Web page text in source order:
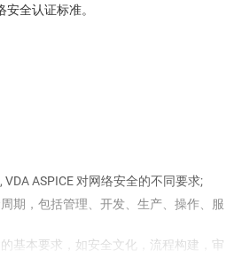
全认证标准。
ASPICE 对网络安全的不同要求;
期，包括管理、开发、生产、操作、服
基本要求，如安全文化，流程构建，审